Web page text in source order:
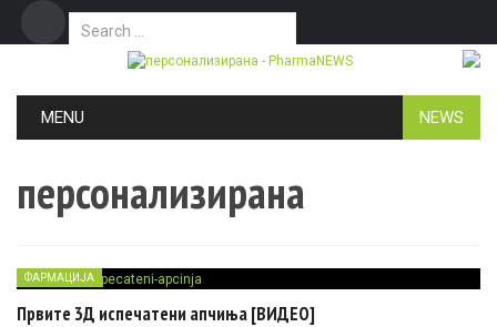
Search for:
MENU NEWS
персонализирана
ФАРМАЦИЈА
Првите 3Д испечатени апчиња [ВИДЕО]